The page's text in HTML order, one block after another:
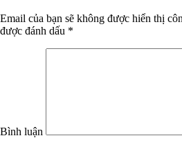
Email của bạn sẽ không được hiển thị
được đánh dấu *
Bình luận